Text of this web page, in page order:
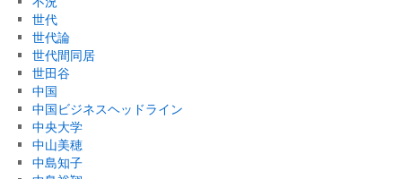
世代
世代論
世代間同居
世田谷
中国
中国ビジネスヘッドライン
中央大学
中山美穂
中島知子